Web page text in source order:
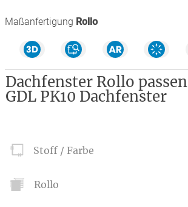
Maßanfertigung Rollo
Dachfenster Rollo
GDL PK10 Dachfenster
Stoff / Farbe
Rollo